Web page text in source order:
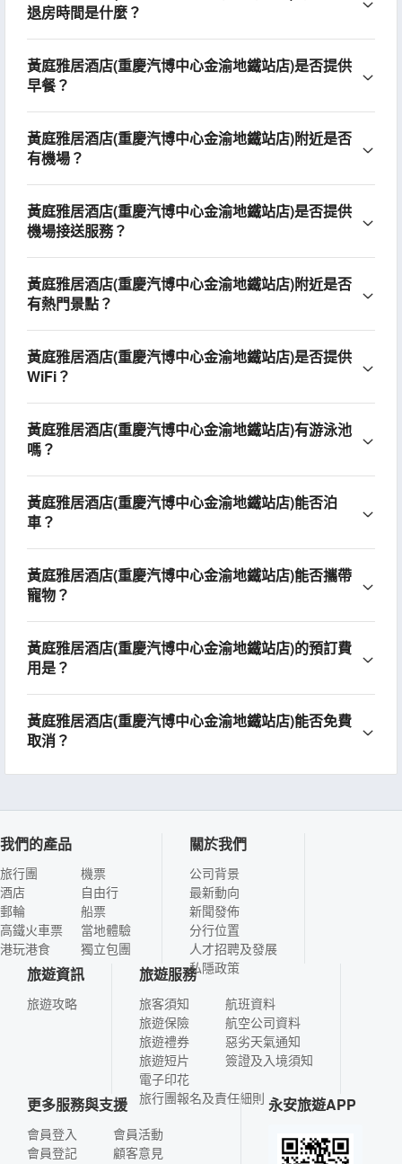
退房時間是什麼？
黃庭雅居酒店(重慶汽博中心金渝地鐵站店)是否提供
早餐？
黃庭雅居酒店(重慶汽博中心金渝地鐵站店)附近是否
有機場？
黃庭雅居酒店(重慶汽博中心金渝地鐵站店)是否提供
機場接送服務？
黃庭雅居酒店(重慶汽博中心金渝地鐵站店)附近是否
有熱門景點？
黃庭雅居酒店(重慶汽博中心金渝地鐵站店)是否提供
WiFi？
黃庭雅居酒店(重慶汽博中心金渝地鐵站店)有游泳池
嗎？
黃庭雅居酒店(重慶汽博中心金渝地鐵站店)能否泊
車？
黃庭雅居酒店(重慶汽博中心金渝地鐵站店)能否攜帶
寵物？
黃庭雅居酒店(重慶汽博中心金渝地鐵站店)的預訂費
用是？
黃庭雅居酒店(重慶汽博中心金渝地鐵站店)能否免費
取消？
我們的產品
旅行團
酒店
郵輪
高鐵火車票
港玩港食
機票
自由行
船票
當地體驗
獨立包團
關於我們
公司背景
最新動向
新聞發佈
分行位置
人才招聘及發展
私隱政策
旅遊資訊
旅遊攻略
旅遊服務
旅客須知
旅遊保險
旅遊禮券
旅遊短片
電子印花
航班資料
航空公司資料
惡劣天氣通知
簽證及入境須知
旅行團報名及責任細則
更多服務與支援
會員登入
會員登記
會員活動
顧客意見
永安旅遊APP